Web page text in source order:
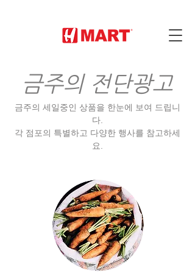
금주의 전단광고
금주의 세일중인 상품을 한눈에 보여 드립니
다.
각 점포의 특별하고 다양한 행사를 참고하세
요.